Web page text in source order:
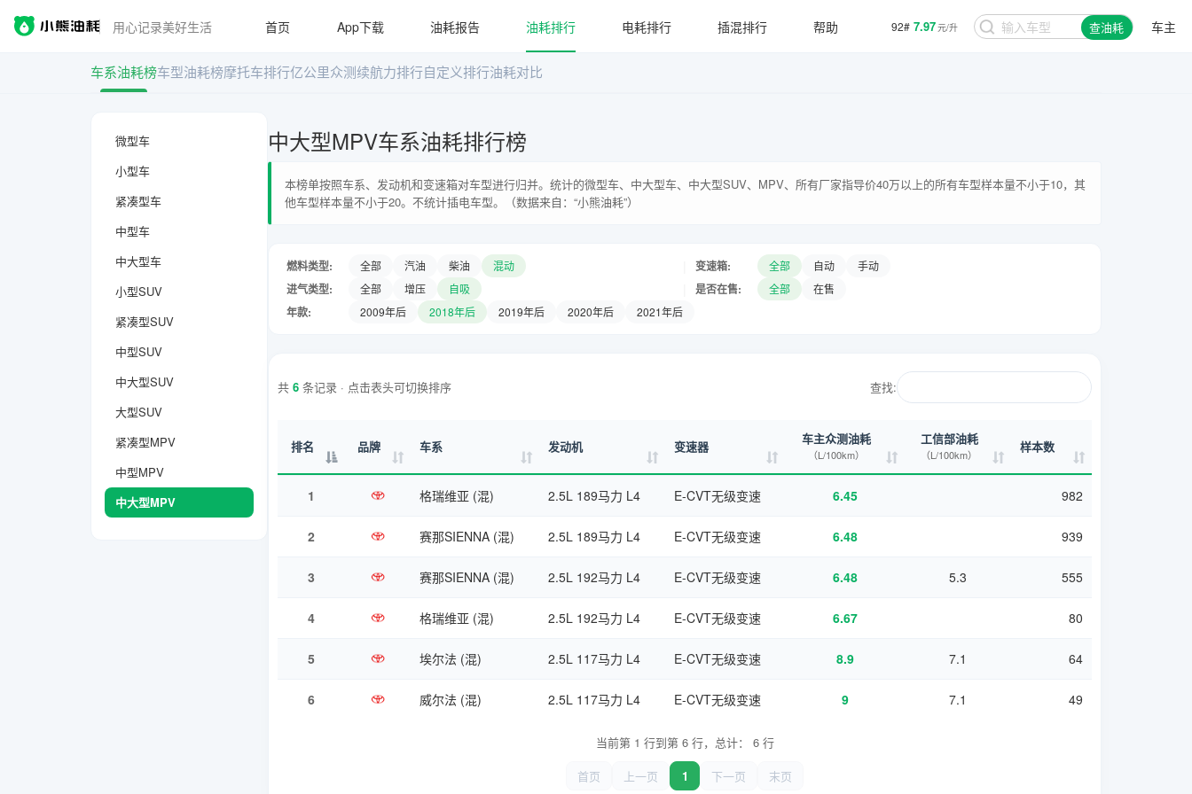
用心记录美好生活 92# 7.97元/升 查油耗 车主
首页 App下载 油耗报告 油耗排行 电耗排行 插混排行 帮助
车系油耗榜车型油耗榜摩托车排行亿公里众测续航力排行自定义排行油耗对比
微型车
小型车
紧凑型车
中型车
中大型车
小型SUV
紧凑型SUV
中型SUV
中大型SUV
大型SUV
紧凑型MPV
中型MPV
中大型MPV
中大型MPV车系油耗排行榜
本榜单按照车系、发动机和变速箱对车型进行归并。统计的微型车、中大型车、中大型SUV、MPV、所有厂家指导价40万以上的所有车型样本量不小于10，其
他车型样本量不小于20。不统计插电车型。（数据来自：“小熊油耗”）
燃料类型: 全部 汽油 柴油 混动 变速箱: 全部 自动 手动
进气类型: 全部 增压 自吸 是否在售: 全部 在售
年款: 2009年后 2018年后 2019年后 2020年后 2021年后
共 6 条记录 · 点击表头可切换排序 查找:
排名 品牌 车系 发动机 变速器 车主众测油耗
（L/100km）
工信部油耗
（L/100km） 样本数
1 格瑞维亚 (混) 2.5L 189马力 L4 E-CVT无级变速 6.45 982
2 赛那SIENNA (混) 2.5L 189马力 L4 E-CVT无级变速 6.48 939
3 赛那SIENNA (混) 2.5L 192马力 L4 E-CVT无级变速 6.48 5.3 555
4 格瑞维亚 (混) 2.5L 192马力 L4 E-CVT无级变速 6.67 80
5 埃尔法 (混) 2.5L 117马力 L4 E-CVT无级变速 8.9 7.1 64
6 威尔法 (混) 2.5L 117马力 L4 E-CVT无级变速 9 7.1 49
当前第 1 行到第 6 行，总计： 6 行
首页
上一页 1 下一页 末页